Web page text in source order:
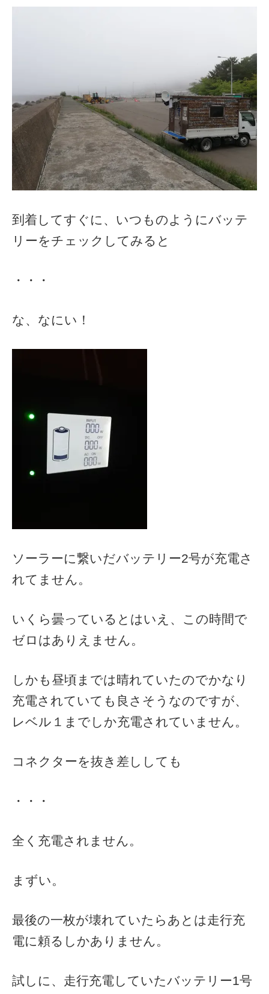
到着してすぐに、いつものようにバッテ
リーをチェックしてみると
・・・
な、なにい！
ソーラーに繋いだバッテリー2号が充電さ
れてません。
いくら曇っているとはいえ、この時間で
ゼロはありえません。
しかも昼頃までは晴れていたのでかなり
充電されていても良さそうなのですが、
レベル１までしか充電されていません。
コネクターを抜き差ししても
・・・
全く充電されません。
まずい。
最後の一枚が壊れていたらあとは走行充
電に頼るしかありません。
試しに、走行充電していたバッテリー1号